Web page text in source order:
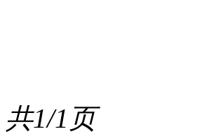
共1/1页